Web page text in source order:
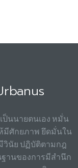
เป็นนายตนเอง หมั่น
มีศักยภาพ ยึดมั่นใน
วินัย ปฏิบัติตามกฎ
ฐานของการมีสำนึก